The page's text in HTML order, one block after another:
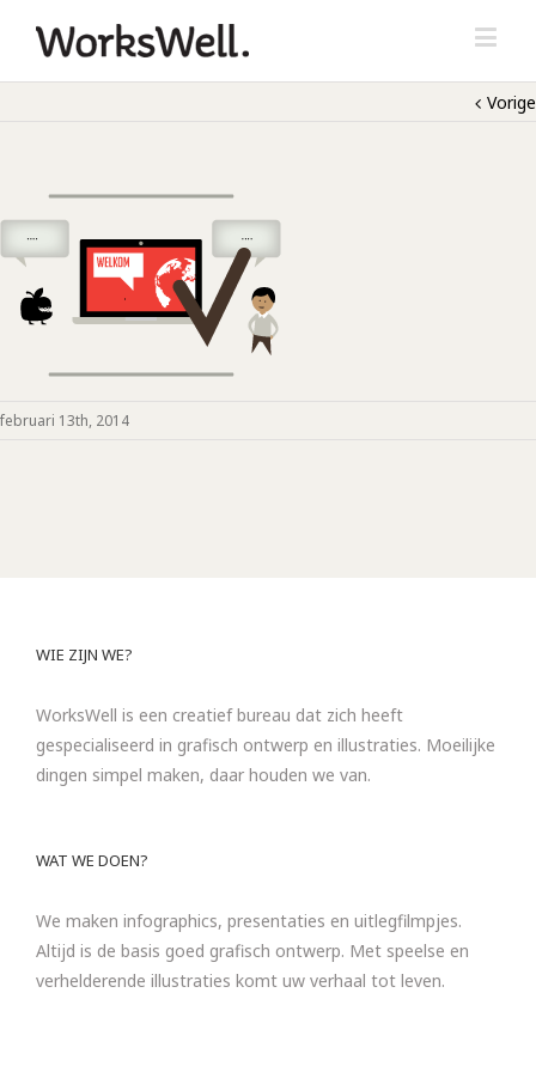
Vorige
februari 13th, 2014
WIE ZIJN WE?
WorksWell is een creatief bureau dat zich heeft
gespecialiseerd in grafisch ontwerp en illustraties. Moeilijke
dingen simpel maken, daar houden we van.
WAT WE DOEN?
We maken infographics, presentaties en uitlegfilmpjes.
Altijd is de basis goed grafisch ontwerp. Met speelse en
verhelderende illustraties komt uw verhaal tot leven.